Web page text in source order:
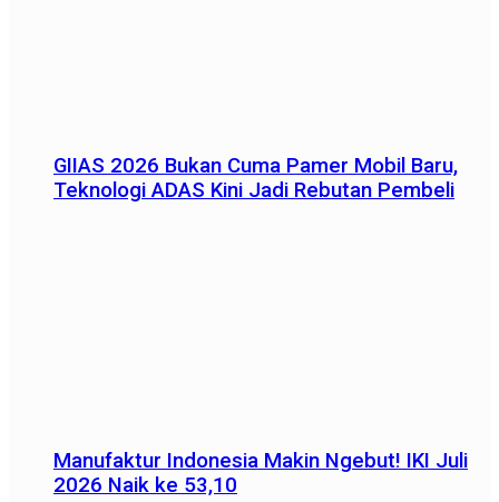
GIIAS 2026 Bukan Cuma Pamer Mobil Baru,
Teknologi ADAS Kini Jadi Rebutan Pembeli
Manufaktur Indonesia Makin Ngebut! IKI Juli
2026 Naik ke 53,10